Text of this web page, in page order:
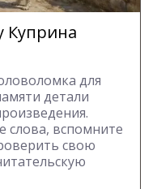
Куприна
для
детали
слова, вспомните
свою